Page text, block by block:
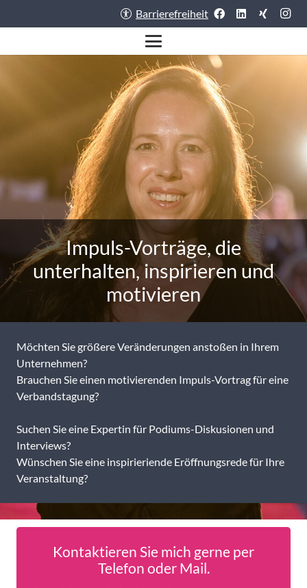
Barrierefreiheit
Impuls-Vorträge, die
unterhalten, inspirieren und
motivieren
Möchten Sie größere Veränderungen anstoßen in Ihrem
Unternehmen?
Brauchen Sie einen motivierenden Impuls-Vortrag für eine
Verbandstagung?
Suchen Sie eine Expertin für Podiums-Diskusionen und
Interviews?
Wünschen Sie eine inspirieriende Eröffnungsrede für Ihre
Veranstaltung?
Kontaktieren Sie mich gerne per
Telefon oder Mail.